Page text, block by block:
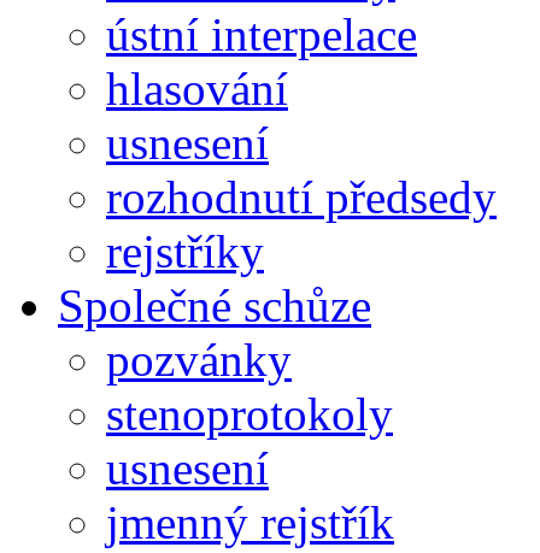
ústní interpelace
hlasování
usnesení
rozhodnutí předsedy
rejstříky
Společné schůze
pozvánky
stenoprotokoly
usnesení
jmenný rejstřík